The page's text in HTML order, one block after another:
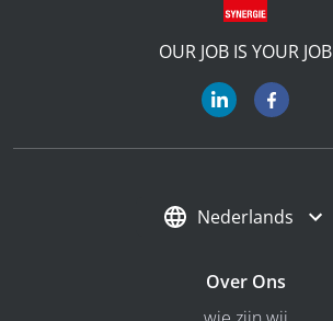
OUR JOB IS YOUR JOB
Nederlands
Over Ons